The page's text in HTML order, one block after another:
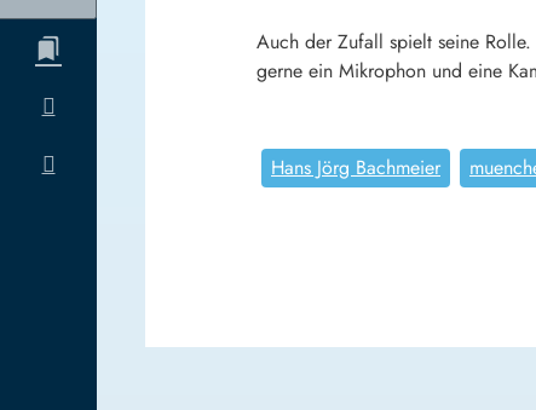
Auch der Zufall spielt seine Rolle.
gerne ein Mikrophon und eine
Hans Jörg Bachmeier